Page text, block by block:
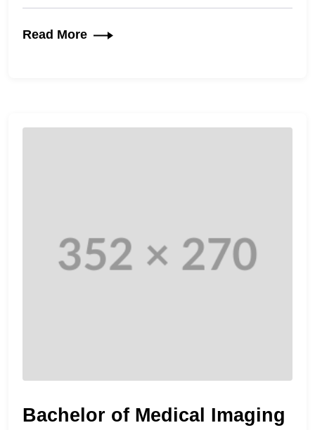
Read More
Bachelor of Medical Imaging